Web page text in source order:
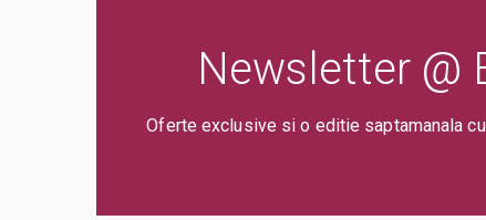
Newsletter @
Oferte exclusive si o editie saptamanala